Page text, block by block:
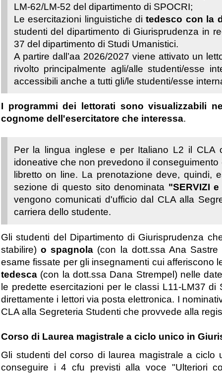
LM-62/LM-52 del dipartimento di SPOCRI;
Le esercitazioni linguistiche di tedesco con la
studenti del dipartimento di Giurisprudenza in
37 del dipartimento di Studi Umanistici.
A partire dall’aa 2026/2027 viene attivato un
rivolto principalmente agli/alle studenti/esse
accessibili anche a tutti gli/le studenti/esse
I programmi dei lettorati sono visualizzabili
cognome dell'esercitatore che interessa.
Per la lingua inglese e per Italiano L2 il CLA
idoneative che non prevedono il
libretto on line. La prenotazione deve, quindi,
sezione di questo sito denominata "SERVIZI e
vengono comunicati d'ufficio dal CLA alla
carriera dello studente.
Gli studenti del Dipartimento di Giurisprudenza
stabilire) o spagnola (con la dott.ssa Ana
esame fissate per gli insegnamenti cui afferiscono
tedesca (con la dott.ssa Dana Strempel) nelle
le predette esercitazioni per le classi L11-LM37
direttamente i lettori via posta elettronica. I
CLA alla Segreteria Studenti che provvede alla
Corso di Laurea magistrale a ciclo unico in
Gli studenti del corso di laurea magistrale a ciclo
conseguire i 4 cfu previsti alla voce "Ulteriori